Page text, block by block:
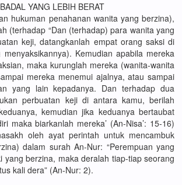
YANG LEBIH BERAT
hukuman penahanan wanita yang berzina),
(terhadap “Dan (terhadap) para wanita yang
keji, datangkanlah empat orang saksi di
Kemudian apabila mereka
maka kurunglah mereka (wanita-wanita
mereka menemui ajalnya, atau sampai
yang lain kepadanya. Dan terhadap dua
perbuatan keji di antara kamu, berilah
kemudian jika keduanya bertaubat
maka biarkanlah mereka’ (An-Nisa’: 15-16)
oleh ayat perintah untuk mencambuk
dalam surah An-Nur: “Perempuan yang
yang berzina, maka deralah tiap-tiap seorang
kali dera” (An-Nur: 2).